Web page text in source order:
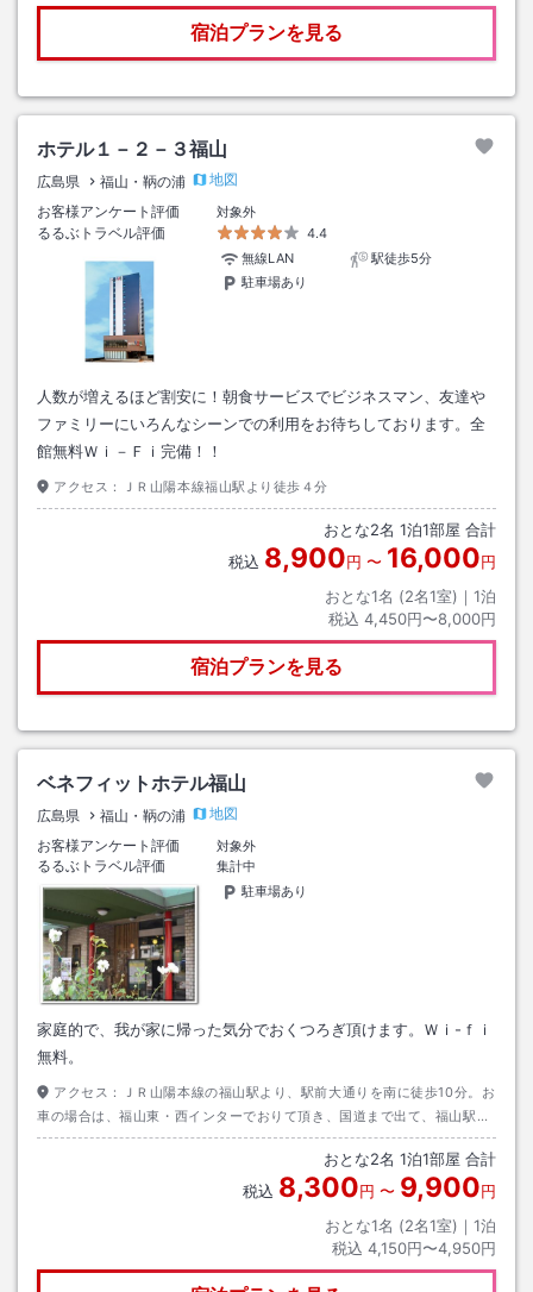
宿泊プランを見る
ホテル１－２－３福山
広島県 福山・鞆の浦
地図
お客様アンケート評価
対象外
るるぶトラベル評価
4.4
無線LAN
駅徒歩5分
駐車場あり
人数が増えるほど割安に！朝食サービスでビジネスマン、友達や
ファミリーにいろんなシーンでの利用をお待ちしております。全
館無料Ｗｉ－Ｆｉ完備！！
アクセス： ＪＲ山陽本線福山駅より徒歩４分
おとな2名 1泊1部屋 合計
税込 8,900円 〜 16,000円
おとな1名 (2名1室)｜ 1泊
税込 4,450円〜8,000円
宿泊プランを見る
ベネフィットホテル福山
広島県 福山・鞆の浦
地図
お客様アンケート評価
対象外
るるぶトラベル評価
集計中
駐車場あり
家庭的で、我が家に帰った気分でおくつろぎ頂けます。Ｗｉ-ｆｉ
無料。
アクセス：
ＪＲ山陽本線の福山駅より、駅前大通りを南に徒歩10分。お
車の場合は、福山東・西インターでおりて頂き、国道まで出て、福山駅を
目指して、駅前大通りにさしかかったら、南に２００ｍ。
おとな2名 1泊1部屋 合計
税込 8,300円 〜 9,900円
おとな1名 (2名1室)｜ 1泊
税込 4,150円〜4,950円